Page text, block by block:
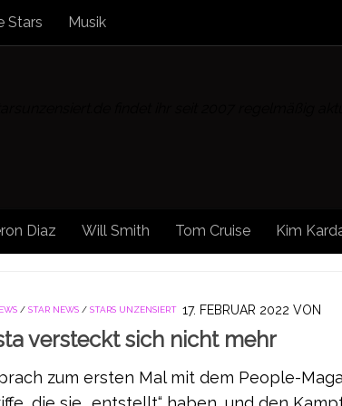
Stars Musik
Diaz Will Smith Tom Cruise Kim
/ STAR NEWS / STARS UNZENSIERT 17. FEBRUAR 2022 VON
versteckt sich nicht mehr
zum ersten Mal mit dem People-